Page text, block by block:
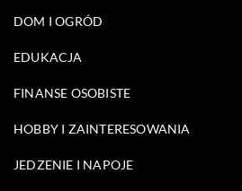
DOM I OGRÓD
EDUKACJA
FINANSE OSOBISTE
HOBBY I ZAINTERESOWANIA
JEDZENIE I NAPOJE